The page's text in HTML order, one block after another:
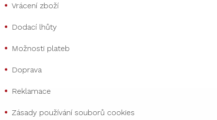
Vrácení zboží
Dodací lhůty
Možnosti plateb
Doprava
Reklamace
Zásady používání souborů cookies